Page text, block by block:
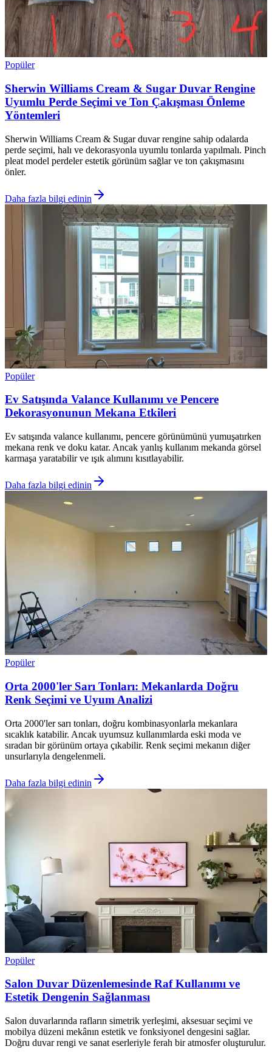
Popüler
Sherwin Williams Cream & Sugar Duvar Rengine
Uyumlu Perde Seçimi ve Ton Çakışması Önleme
Yöntemleri
Sherwin Williams Cream & Sugar duvar rengine sahip odalarda
perde seçimi, halı ve dekorasyonla uyumlu tonlarda yapılmalı. Pinch
pleat model perdeler estetik görünüm sağlar ve ton çakışmasını
önler.
Daha fazla bilgi edinin
Popüler
Ev Satışında Valance Kullanımı ve Pencere
Dekorasyonunun Mekana Etkileri
Ev satışında valance kullanımı, pencere görünümünü yumuşatırken
mekana renk ve doku katar. Ancak yanlış kullanım mekanda görsel
karmaşa yaratabilir ve ışık alımını kısıtlayabilir.
Daha fazla bilgi edinin
Popüler
Orta 2000'ler Sarı Tonları: Mekanlarda Doğru
Renk Seçimi ve Uyum Analizi
Orta 2000'ler sarı tonları, doğru kombinasyonlarla mekanlara
sıcaklık katabilir. Ancak uyumsuz kullanımlarda eski moda ve
sıradan bir görünüm ortaya çıkabilir. Renk seçimi mekanın diğer
unsurlarıyla dengelenmeli.
Daha fazla bilgi edinin
Popüler
Salon Duvar Düzenlemesinde Raf Kullanımı ve
Estetik Dengenin Sağlanması
Salon duvarlarında rafların simetrik yerleşimi, aksesuar seçimi ve
mobilya düzeni mekânın estetik ve fonksiyonel dengesini sağlar.
Doğru duvar rengi ve sanat eserleriyle ferah bir atmosfer oluşturulur.